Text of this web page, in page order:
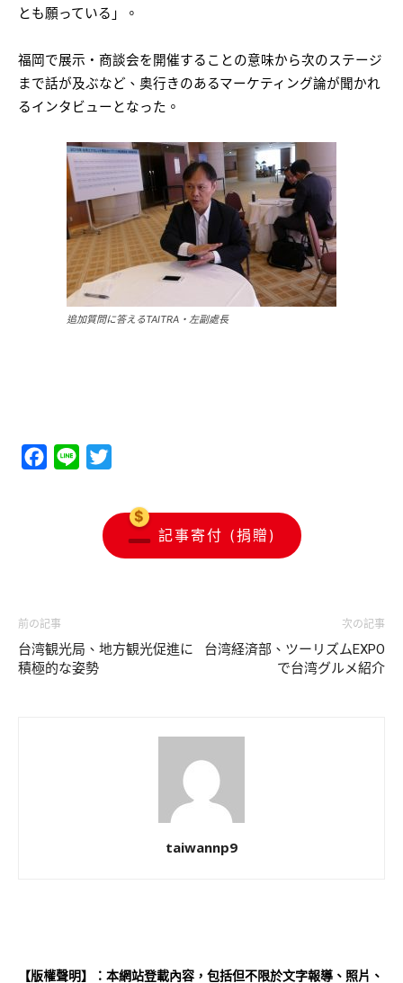
とも願っている」。
福岡で展示・商談会を開催することの意味から次のステージ
まで話が及ぶなど、奥行きのあるマーケティング論が聞かれ
るインタビューとなった。
追加質問に答えるTAITRA・左副處長
Facebook
Line
記事寄付 (捐贈)
前の記事
台湾観光局、地方観光促進に
積極的な姿勢
次の記事
台湾経済部、ツーリズムEXPO
で台湾グルメ紹介
taiwannp9
【版權聲明】：本網站登載內容，包括但不限於文字報導、照片、